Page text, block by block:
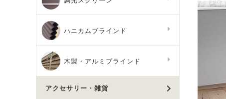
ハニカムブラインド
木製・アルミブラインド
アクセサリー・雑貨